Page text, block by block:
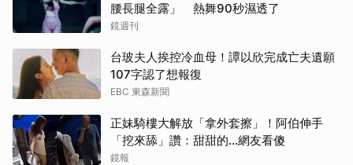
腰長腿全露」 熱舞90秒濕透了
鏡週刊
台玻夫人挨控冷血母！譚以欣完成亡夫遺願
107字認了想報復
EBC 東森新聞
正妹騎樓大解放「拿外套擦」！阿伯伸手
「挖來舔」讚：甜甜的...網友看傻
鏡報